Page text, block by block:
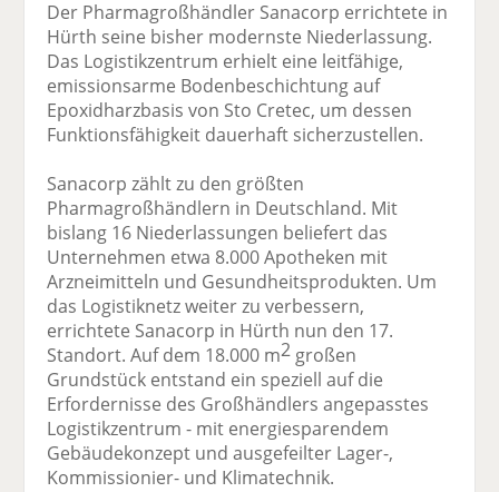
Der Pharmagroßhändler Sanacorp errichtete in
Hürth seine bisher modernste Niederlassung.
Das Logistikzentrum erhielt eine leitfähige,
emissionsarme Bodenbeschichtung auf
Epoxidharzbasis von Sto Cretec, um dessen
Funktionsfähigkeit dauerhaft sicherzustellen.
Sanacorp zählt zu den größten
Pharmagroßhändlern in Deutschland. Mit
bislang 16 Niederlassungen beliefert das
Unternehmen etwa 8.000 Apotheken mit
Arzneimitteln und Gesundheitsprodukten. Um
das Logistiknetz weiter zu verbessern,
errichtete Sanacorp in Hürth nun den 17.
Standort. Auf dem 18.000 m2 großen
Grundstück entstand ein speziell auf die
Erfordernisse des Großhändlers angepasstes
Logistikzentrum - mit energiesparendem
Gebäudekonzept und ausgefeilter Lager-,
Kommissionier- und Klimatechnik.